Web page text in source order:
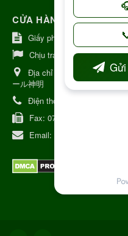
CỬA HÀNG GIỚI THIỆU
Giấy phép số: 080-9475-
Chịu trách nhiệm:MR
Địa chỉ Nhật Bản: 日本 愛
ール神明
Điện thoại:
Fax: 070-9178-7979
Email: